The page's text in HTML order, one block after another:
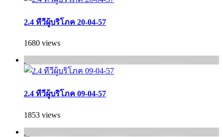
2.4 ทีวีผู้บริโภค 20-04-57
1680 views
2.4 ทีวีผู้บริโภค 09-04-57
1853 views